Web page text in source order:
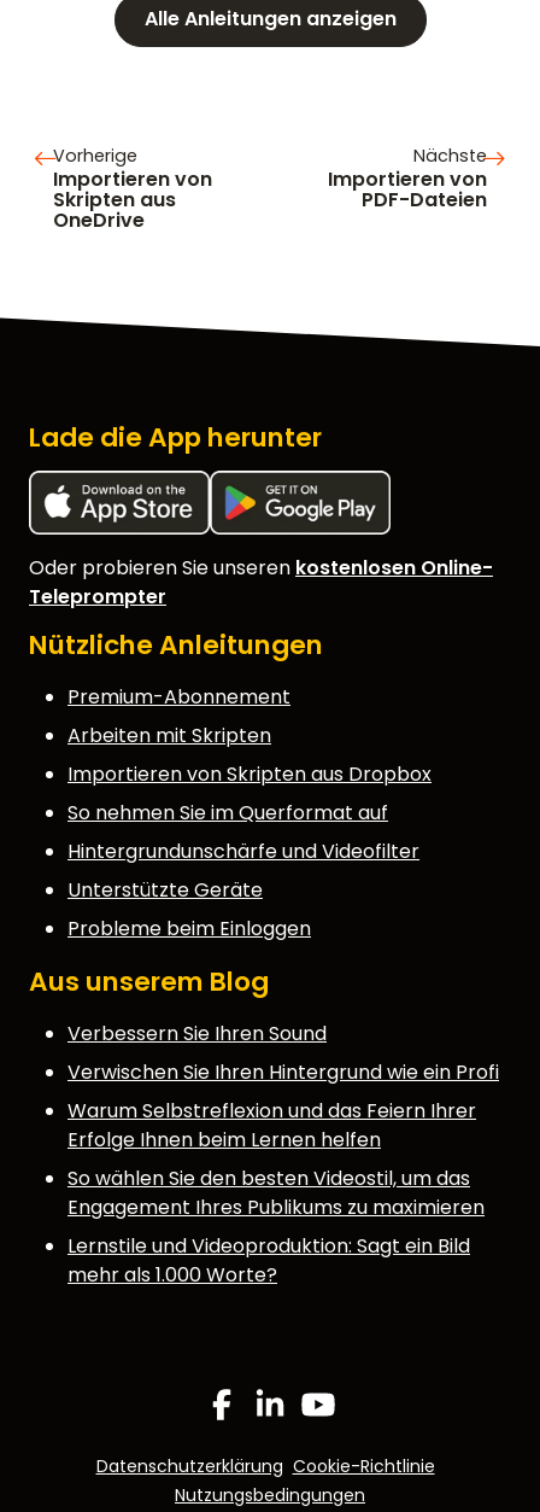
Alle Anleitungen anzeigen
Vorherige
Importieren von
Skripten aus
OneDrive
Nächste
Importieren von
PDF-Dateien
Lade die App herunter
Oder probieren Sie unseren kostenlosen Online-
Teleprompter
Nützliche Anleitungen
Premium-Abonnement
Arbeiten mit Skripten
Importieren von Skripten aus Dropbox
So nehmen Sie im Querformat auf
Hintergrundunschärfe und Videofilter
Unterstützte Geräte
Probleme beim Einloggen
Aus unserem Blog
Verbessern Sie Ihren Sound
Verwischen Sie Ihren Hintergrund wie ein Profi
Warum Selbstreflexion und das Feiern Ihrer
Erfolge Ihnen beim Lernen helfen
So wählen Sie den besten Videostil, um das
Engagement Ihres Publikums zu maximieren
Lernstile und Videoproduktion: Sagt ein Bild
mehr als 1.000 Worte?
Facebook
LinkedinYouTube
Datenschutzerklärung Cookie-Richtlinie
Nutzungsbedingungen